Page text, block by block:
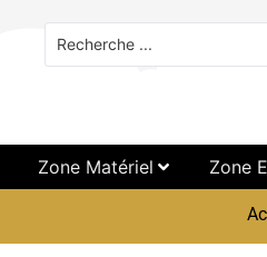
Zone Matériel Zone